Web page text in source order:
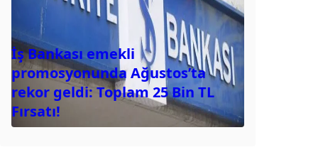
İş Bankası emekli
promosyonunda Ağustos’ta
rekor geldi: Toplam 25 Bin TL
Fırsatı!